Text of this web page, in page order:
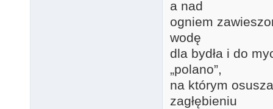
a nad
ogniem
wodę
dla bydła i do
„polano”,
na którym
zagłębieniu